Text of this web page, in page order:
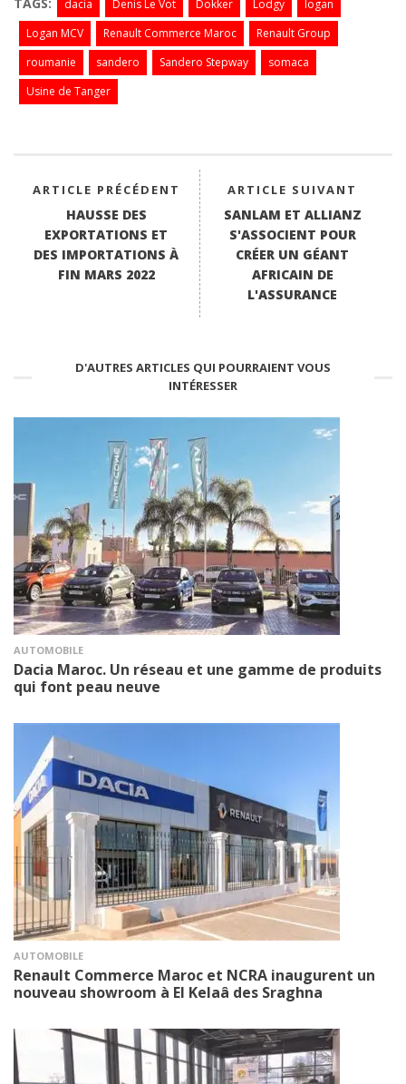
bo
ok
tte
r
ts
A
pp
ed
In
ail
dacia Denis Le Vot Dokker Lodgy
logan
Logan MCV
Renault Commerce Maroc
Renault Group
roumanie
sandero Sandero Stepway
somaca
Usine de Tanger
ARTICLE PRÉCÉDENT
HAUSSE DES
EXPORTATIONS ET
DES IMPORTATIONS À
FIN MARS 2022
ARTICLE SUIVANT
SANLAM ET ALLIANZ
S'ASSOCIENT POUR
CRÉER UN GÉANT
AFRICAIN DE
L'ASSURANCE
D'AUTRES ARTICLES QUI POURRAIENT VOUS
INTÉRESSER
AUTOMOBILE
Dacia Maroc. Un réseau et une gamme de produits
qui font peau neuve
AUTOMOBILE
Renault Commerce Maroc et NCRA inaugurent un
nouveau showroom à El Kelaâ des Sraghna